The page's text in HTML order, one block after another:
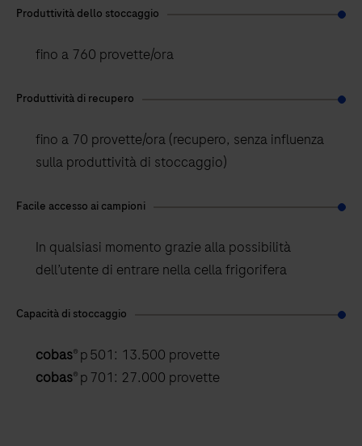
Produttività dello stoccaggio
fino a 760 provette/ora
Produttività di recupero
fino a 70 provette/ora (recupero, senza influenza
sulla produttività di stoccaggio)
Facile accesso ai campioni
In qualsiasi momento grazie alla possibilità
dell’utente di entrare nella cella frigorifera
Capacità di stoccaggio
cobas® p 501: 13.500 provette
cobas® p 701: 27.000 provette